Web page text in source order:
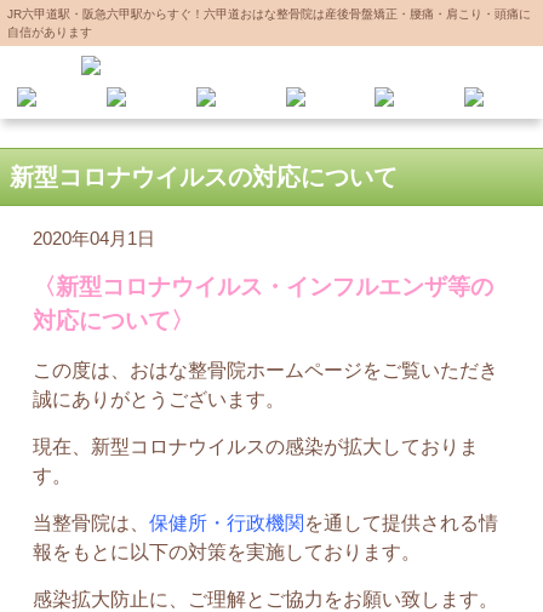
JR六甲道駅・阪急六甲駅からすぐ！六甲道おはな整骨院は産後骨盤矯正・腰痛・肩こり・頭痛に
自信があります
新型コロナウイルスの対応について
2020年04月1日
〈新型コロナウイルス・インフルエンザ等の
対応について〉
この度は、おはな整骨院ホームページをご覧いただき
誠にありがとうございます。
現在、新型コロナウイルスの感染が拡大しておりま
す。
当整骨院は、 保健所・行政機関 を通して提供される情
報をもとに以下の対策を実施しております。
感染拡大防止に、ご理解とご協力をお願い致します。